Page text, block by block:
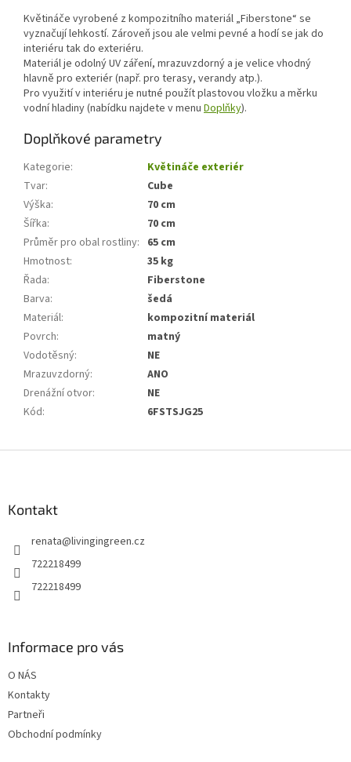
Květináče vyrobené z kompozitního materiál „Fiberstone“ se
vyznačují lehkostí. Zároveň jsou ale velmi pevné a hodí se jak do
interiéru tak do exteriéru.
Materiál je odolný UV záření, mrazuvzdorný a je velice vhodný
hlavně pro exteriér (např. pro terasy, verandy atp.).
Pro využití v interiéru je nutné použít plastovou vložku a měrku
vodní hladiny (nabídku najdete v menu Doplňky).
Doplňkové parametry
Kategorie:
Květináče exteriér
Tvar:
Cube
Výška:
70 cm
Šířka:
70 cm
Průměr pro obal rostliny: 65 cm
Hmotnost:
35 kg
Řada:
Fiberstone
Barva:
šedá
Materiál:
kompozitní materiál
Povrch:
matný
Vodotěsný:
NE
Mrazuvzdorný:
ANO
Drenážní otvor:
NE
Kód: 6FSTSJG25
Kontakt
renata@livingingreen.cz
722218499
722218499
Informace pro vás
O NÁS
Kontakty
Partneři
Obchodní podmínky